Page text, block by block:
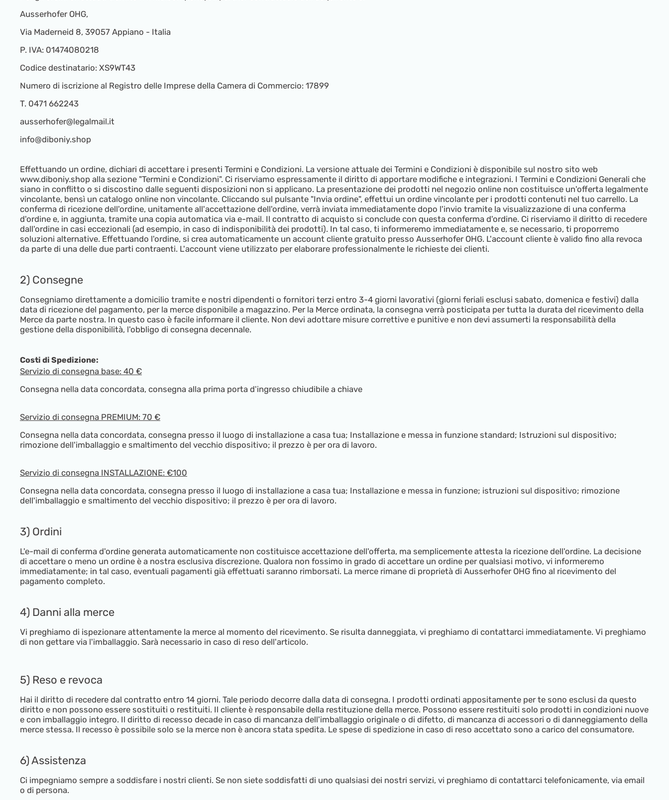
Ausserhofer OHG,
Via Maderneid 8, 39057 Appiano - Italia
P. IVA: 01474080218
Codice destinatario: XS9WT43
Numero di iscrizione al Registro delle Imprese della Camera di Commercio: 17899
T. 0471 662243
ausserhofer@legalmail.it
info@diboniy.shop
Effettuando un ordine, dichiari di accettare i presenti Termini e Condizioni. La versione attuale dei Termini e Condizioni è disponibile sul nostro sito web
www.diboniy.shop alla sezione "Termini e Condizioni". Ci riserviamo espressamente il diritto di apportare modifiche e integrazioni. I Termini e Condizioni Generali che
siano in conflitto o si discostino dalle seguenti disposizioni non si applicano. La presentazione dei prodotti nel negozio online non costituisce un'offerta legalmente
vincolante, bensì un catalogo online non vincolante. Cliccando sul pulsante "Invia ordine", effettui un ordine vincolante per i prodotti contenuti nel tuo carrello. La
conferma di ricezione dell'ordine, unitamente all'accettazione dell'ordine, verrà inviata immediatamente dopo l'invio tramite la visualizzazione di una conferma
d'ordine e, in aggiunta, tramite una copia automatica via e-mail. Il contratto di acquisto si conclude con questa conferma d'ordine. Ci riserviamo il diritto di recedere
dall'ordine in casi eccezionali (ad esempio, in caso di indisponibilità dei prodotti). In tal caso, ti informeremo immediatamente e, se necessario, ti proporremo
soluzioni alternative. Effettuando l'ordine, si crea automaticamente un account cliente gratuito presso Ausserhofer OHG. L'account cliente è valido fino alla revoca
da parte di una delle due parti contraenti. L'account viene utilizzato per elaborare professionalmente le richieste dei clienti.
2) Consegne
Consegniamo direttamente a domicilio tramite e nostri dipendenti o fornitori terzi entro 3-4 giorni lavorativi (giorni feriali esclusi sabato, domenica e festivi) dalla
data di ricezione del pagamento, per la merce disponibile a magazzino. Per la Merce ordinata, la consegna verrà posticipata per tutta la durata del ricevimento della
Merce da parte nostra. In questo caso è facile informare il cliente. Non devi adottare misure correttive e punitive e non devi assumerti la responsabilità della
gestione della disponibilità, l'obbligo di consegna decennale.
Costi di Spedizione:
Servizio di consegna base: 40 €
Consegna nella data concordata, consegna alla prima porta d'ingresso chiudibile a chiave
Servizio di consegna PREMIUM: 70 €
Consegna nella data concordata, consegna presso il luogo di installazione a casa tua; Installazione e messa in funzione standard; Istruzioni sul dispositivo;
rimozione dell'imballaggio e smaltimento del vecchio dispositivo; il prezzo è per ora di lavoro.
Servizio di consegna INSTALLAZIONE: €100
Consegna nella data concordata, consegna presso il luogo di installazione a casa tua; Installazione e messa in funzione; istruzioni sul dispositivo; rimozione
dell'imballaggio e smaltimento del vecchio dispositivo; il prezzo è per ora di lavoro.
3) Ordini
L'e-mail di conferma d'ordine generata automaticamente non costituisce accettazione dell'offerta, ma semplicemente attesta la ricezione dell'ordine. La decisione
di accettare o meno un ordine è a nostra esclusiva discrezione. Qualora non fossimo in grado di accettare un ordine per qualsiasi motivo, vi informeremo
immediatamente; in tal caso, eventuali pagamenti già effettuati saranno rimborsati. La merce rimane di proprietà di Ausserhofer OHG fino al ricevimento del
pagamento completo.
4) Danni alla merce
Vi preghiamo di ispezionare attentamente la merce al momento del ricevimento. Se risulta danneggiata, vi preghiamo di contattarci immediatamente. Vi preghiamo
di non gettare via l'imballaggio. Sarà necessario in caso di reso dell'articolo.
5) Reso e revoca
Hai il diritto di recedere dal contratto entro 14 giorni. Tale periodo decorre dalla data di consegna. I prodotti ordinati appositamente per te sono esclusi da questo
diritto e non possono essere sostituiti o restituiti. Il cliente è responsabile della restituzione della merce. Possono essere restituiti solo prodotti in condizioni nuove
e con imballaggio integro. Il diritto di recesso decade in caso di mancanza dell'imballaggio originale o di difetto, di mancanza di accessori o di danneggiamento della
merce stessa. Il recesso è possibile solo se la merce non è ancora stata spedita. Le spese di spedizione in caso di reso accettato sono a carico del consumatore.
6) Assistenza
Ci impegniamo sempre a soddisfare i nostri clienti. Se non siete soddisfatti di uno qualsiasi dei nostri servizi, vi preghiamo di contattarci telefonicamente, via email
o di persona.